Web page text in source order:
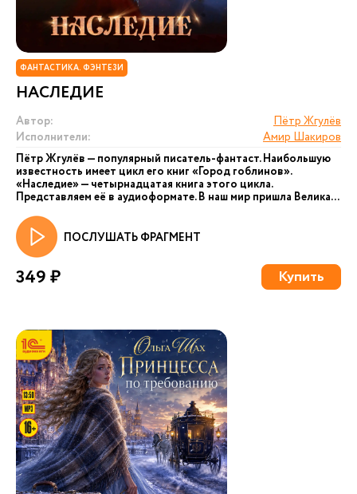
ФАНТАСТИКА. ФЭНТЕЗИ
НАСЛЕДИЕ
Автор:
Пётр Жгулёв
Исполнители:
Амир Шакиров
Пётр Жгулёв — популярный писатель-фантаст. Наибольшую
известность имеет цикл его книг «Город гоблинов».
«Наследие» — четырнадцатая книга этого цикла.
Представляем её в аудиоформате. В наш мир пришла Велика...
ПОСЛУШАТЬ ФРАГМЕНТ
349 ₽ Купить